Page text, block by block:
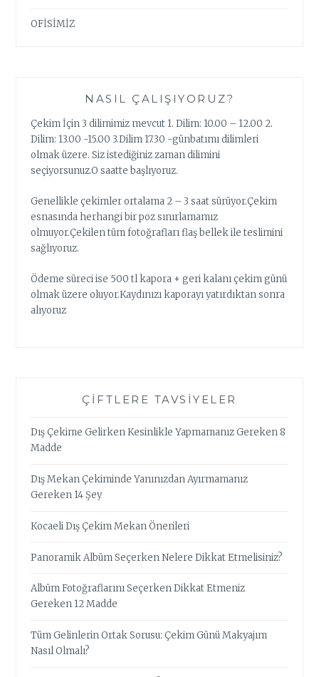
OFİSİMİZ
NASIL ÇALIŞIYORUZ?
Çekim İçin 3 dilimimiz mevcut 1. Dilim: 10.00 – 12.00 2.
Dilim: 13.00 -15.00 3.Dilim 17.30 -günbatımı dilimleri
olmak üzere. Siz istediğiniz zaman dilimini
seçiyorsunuz.O saatte başlıyoruz.
Genellikle çekimler ortalama 2 – 3 saat sürüyor.Çekim
esnasında herhangi bir poz sınırlamamız
olmuyor.Çekilen tüm fotoğrafları flaş bellek ile teslimini
sağlıyoruz.
Ödeme süreci ise 500 tl kapora + geri kalanı çekim günü
olmak üzere oluyor.Kaydınızı kaporayı yatırdıktan sonra
alıyoruz
ÇIFTLERE TAVSIYELER
Dış Çekime Gelirken Kesinlikle Yapmamanız Gereken 8
Madde
Dış Mekan Çekiminde Yanınızdan Ayırmamanız
Gereken 14 Şey
Kocaeli Dış Çekim Mekan Önerileri
Panoramik Albüm Seçerken Nelere Dikkat Etmelisiniz?
Albüm Fotoğraflarını Seçerken Dikkat Etmeniz
Gereken 12 Madde
Tüm Gelinlerin Ortak Sorusu: Çekim Günü Makyajım
Nasıl Olmalı?